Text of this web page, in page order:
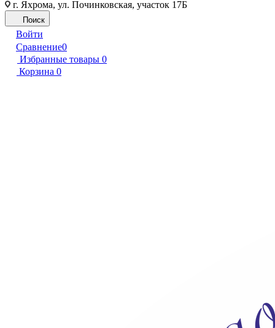
г. Яхрома, ул. Починковская, участок 17Б
Поиск
Войти
Сравнение0
Избранные товары 0
Корзина 0